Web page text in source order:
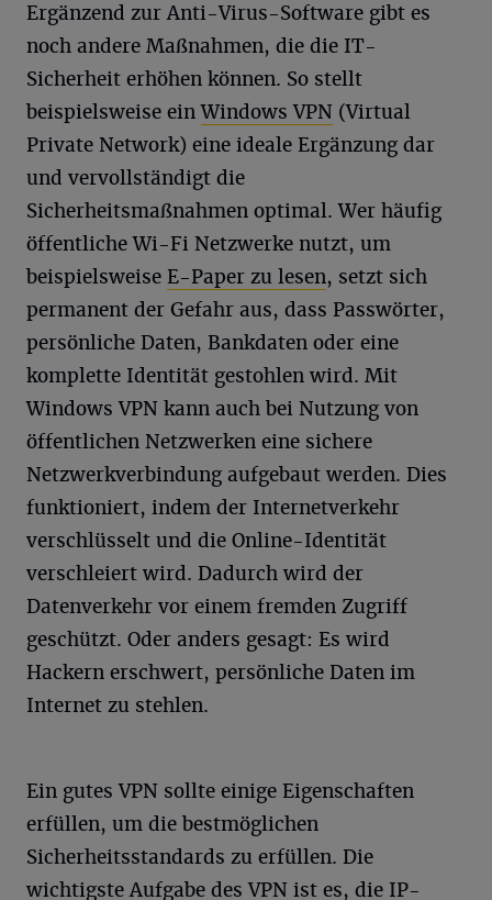
Ergänzend zur Anti-Virus-Software gibt es
noch andere Maßnahmen, die die IT-
Sicherheit erhöhen können. So stellt
beispielsweise einWindows VPN (Virtual
Private Network) eine ideale Ergänzung dar
und vervollständigt die
Sicherheitsmaßnahmen optimal. Wer häufig
öffentliche Wi-Fi Netzwerke nutzt, um
beispielsweise E-Paper zu lesen, setzt sich
permanent der Gefahr aus, dass Passwörter,
persönliche Daten, Bankdaten oder eine
komplette Identität gestohlen wird. Mit
Windows VPN kann auch bei Nutzung von
öffentlichen Netzwerken eine sichere
Netzwerkverbindung aufgebaut werden. Dies
funktioniert, indem der Internetverkehr
verschlüsselt und die Online-Identität
verschleiert wird. Dadurch wird der
Datenverkehr vor einem fremden Zugriff
geschützt. Oder anders gesagt: Es wird
Hackern erschwert, persönliche Daten im
Internet zu stehlen.
Ein gutes VPN sollte einige Eigenschaften
erfüllen, um die bestmöglichen
Sicherheitsstandards zu erfüllen. Die
wichtigste Aufgabe des VPN ist es, die IP-